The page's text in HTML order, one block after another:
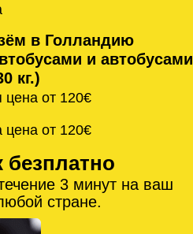
в Голландию
и автобусами
кг.)
от 120€
от 120€
безплатно
3 минут на ваш
стране.